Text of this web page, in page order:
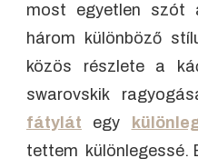
most egyetlen szót
három különböző
közös részlete a
swarovskik
fátylát egy
tettem különlegessé.